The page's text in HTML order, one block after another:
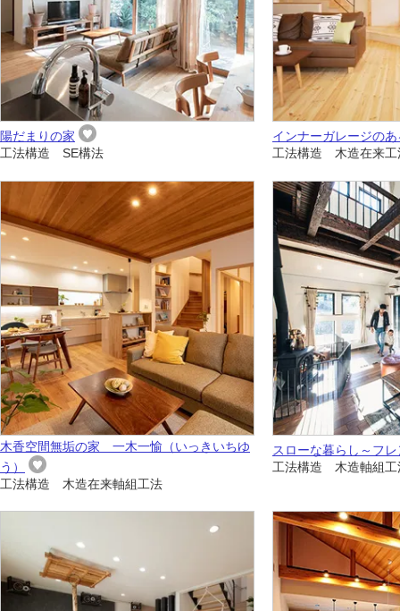
陽だまりの家
工法構造 SE構法
インナーガレージの
工法構造 木造在来工
木香空間無垢の家 一木一愉（いっきいちゆ
う）
工法構造 木造在来軸組工法
スローな暮らし～フ
工法構造 木造軸組工